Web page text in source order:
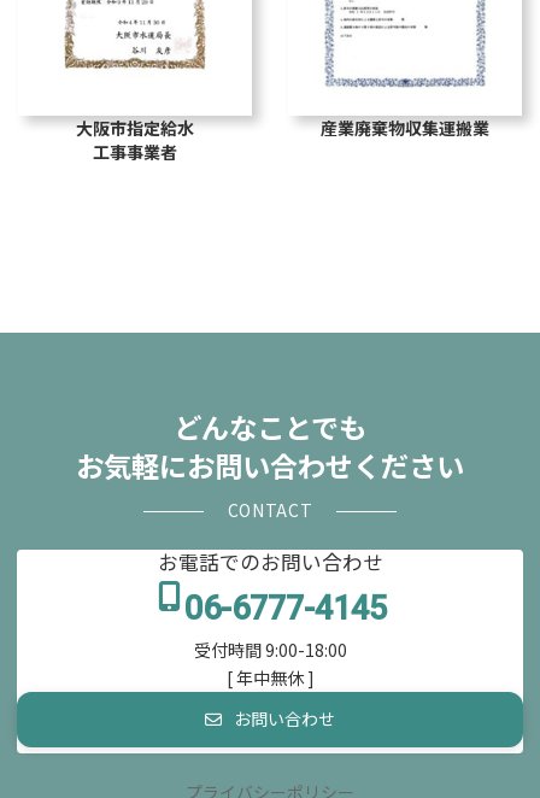
大阪市指定給水
工事事業者
産業廃棄物収集運搬業
どんなことでも
お気軽にお問い合わせください
CONTACT
お電話でのお問い合わせ
06-6777-4145
受付時間 9:00-18:00
[ 年中無休 ]
お問い合わせ
プライバシーポリシー